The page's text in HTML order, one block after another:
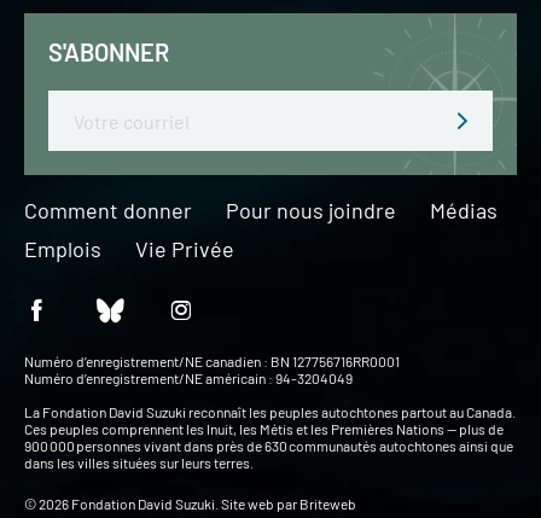
S'ABONNER
Comment donner Pour nous joindre
Médias
Emplois
Vie Privée
Numéro d’enregistrement/NE canadien : BN 127756716RR0001
Numéro d’enregistrement/NE américain : 94-3204049
La Fondation David Suzuki reconnaît les peuples autochtones partout au Canada.
Ces peuples comprennent les Inuit, les Métis et les Premières Nations — plus de
900 000 personnes vivant dans près de 630 communautés autochtones ainsi que
dans les villes situées sur leurs terres.
© 2026 Fondation David Suzuki. Site web par Briteweb